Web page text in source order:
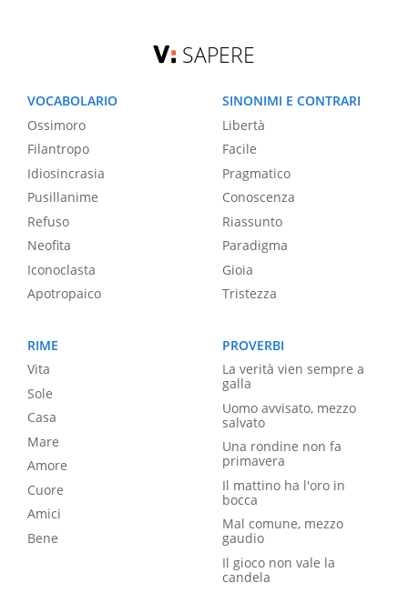
SAPERE
VOCABOLARIO
Ossimoro
Filantropo
Idiosincrasia
Pusillanime
Refuso
Neofita
Iconoclasta
Apotropaico
SINONIMI E CONTRARI
Libertà
Facile
Pragmatico
Conoscenza
Riassunto
Paradigma
Gioia
Tristezza
RIME
Vita
Sole
Casa
Mare
Amore
Cuore
Amici
Bene
PROVERBI
La verità vien sempre a
galla
Uomo avvisato, mezzo
salvato
Una rondine non fa
primavera
Il mattino ha l'oro in
bocca
Mal comune, mezzo
gaudio
Il gioco non vale la
candela